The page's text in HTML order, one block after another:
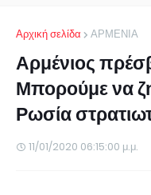
Αρχική σελίδα ΑΡΜΕΝΙΑ
Αρμένιος
Μπορούμε να
Ρωσία
11/01/2020 06:15:00 μ.μ.